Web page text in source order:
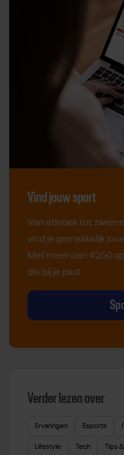
Vind jouw sport
Van atletiek tot
vind je gemakkelijk
Met meer dan 4250
die bij je past.
Verder lezen over
Ervaringen Esports
Lifestyle Tech Tips